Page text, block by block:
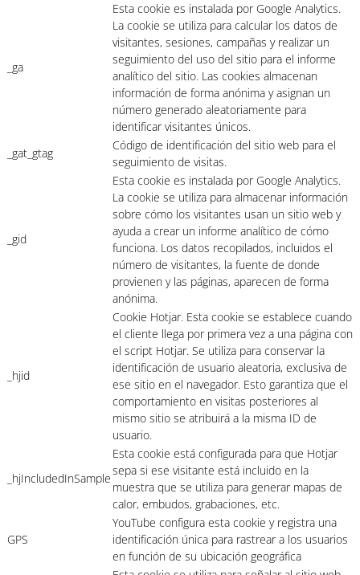
_ga
Esta cookie es instalada por Google Analytics.
La cookie se utiliza para calcular los datos de
visitantes, sesiones, campañas y realizar un
seguimiento del uso del sitio para el informe
analítico del sitio. Las cookies almacenan
información de forma anónima y asignan un
número generado aleatoriamente para
identificar visitantes únicos.
_gat_gtag
Código de identificación del sitio web para el
seguimiento de visitas.
_gid
Esta cookie es instalada por Google Analytics.
La cookie se utiliza para almacenar información
sobre cómo los visitantes usan un sitio web y
ayuda a crear un informe analítico de cómo
funciona. Los datos recopilados, incluidos el
número de visitantes, la fuente de donde
provienen y las páginas, aparecen de forma
anónima.
_hjid
Cookie Hotjar. Esta cookie se establece cuando
el cliente llega por primera vez a una página con
el script Hotjar. Se utiliza para conservar la
identificación de usuario aleatoria, exclusiva de
ese sitio en el navegador. Esto garantiza que el
comportamiento en visitas posteriores al
mismo sitio se atribuirá a la misma ID de
usuario.
_hjIncludedInSample
Esta cookie está configurada para que Hotjar
sepa si ese visitante está incluido en la
muestra que se utiliza para generar mapas de
calor, embudos, grabaciones, etc.
GPS
YouTube configura esta cookie y registra una
identificación única para rastrear a los usuarios
en función de su ubicación geográfica